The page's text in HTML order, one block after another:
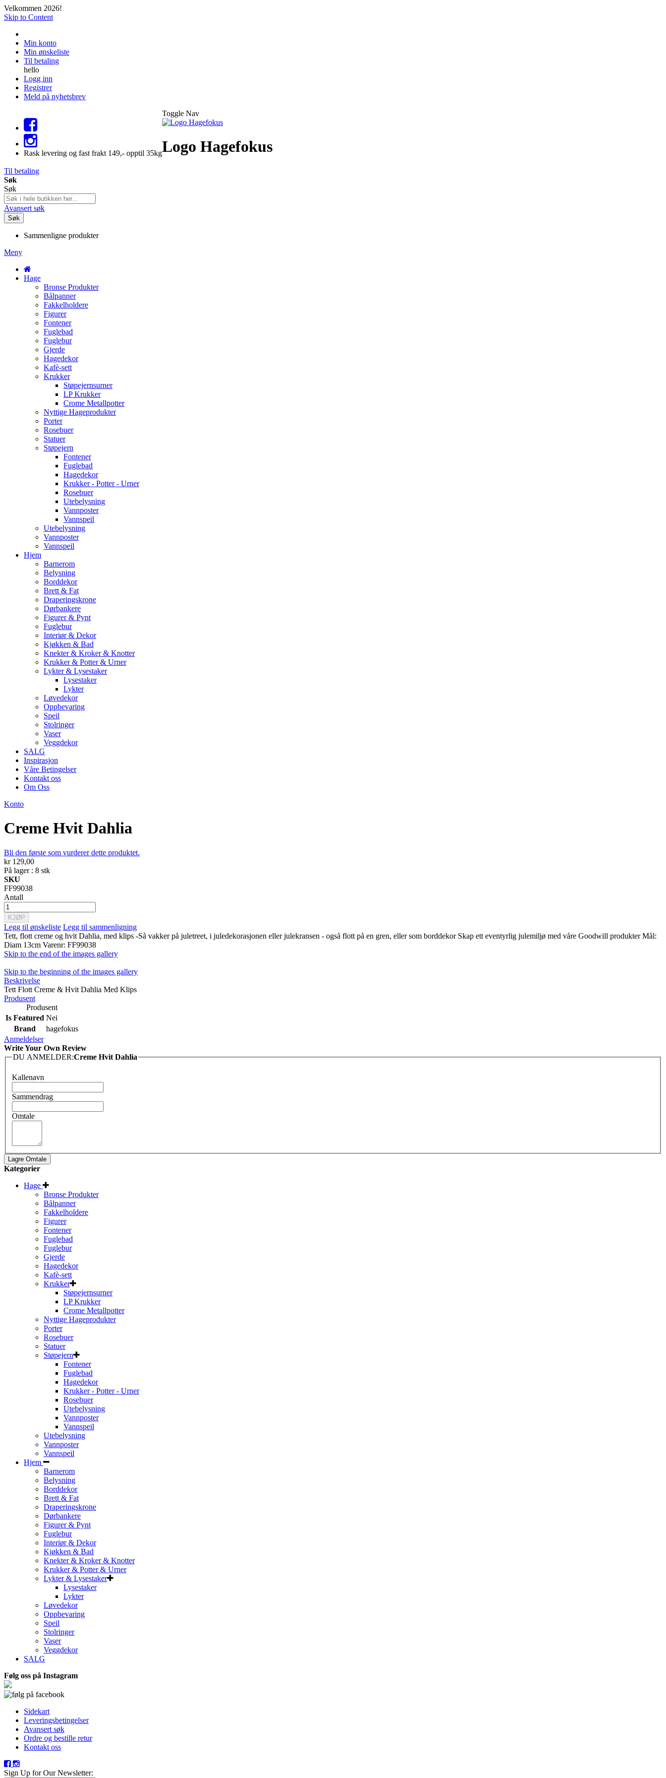
Velkommen 2026!
Skip to Content
Min konto
Min ønskeliste
Til betaling
hello
Logg inn
Registrer
Meld på nyhetsbrev
Rask levering og fast frakt 149,- opptil 35kg
Toggle Nav
Logo Hagefokus
Til betaling
Søk
Søk
Avansert søk
Søk
Sammenligne produkter
Meny
Hage
Bronse Produkter
Bålpanner
Fakkelholdere
Figurer
Fontener
Fuglebad
Fuglebur
Gjerde
Hagedekor
Kafè-sett
Krukker
Støpejernsurner
LP Krukker
Crome Metallpotter
Nyttige Hageprodukter
Porter
Rosebuer
Statuer
Støpejern
Fontener
Fuglebad
Hagedekor
Krukker - Potter - Urner
Rosebuer
Utebelysning
Vannposter
Vannspeil
Utebelysning
Vannposter
Vannspeil
Hjem
Barnerom
Belysning
Borddekor
Brett & Fat
Draperingskrone
Dørbankere
Figurer & Pynt
Fuglebur
Interiør & Dekor
Kjøkken & Bad
Knekter & Kroker & Knotter
Krukker & Potter & Urner
Lykter & Lysestaker
Lysestaker
Lykter
Løvedekor
Oppbevaring
Speil
Stolringer
Vaser
Veggdekor
SALG
Inspirasjon
Våre Betingelser
Kontakt oss
Om Oss
Konto
Creme Hvit Dahlia
Bli den første som vurderer dette produktet.
kr 129,00
På lager : 8 stk
SKU
FF99038
Antall
KJØP
Legg til ønskeliste Legg til sammenligning
Tett, flott creme og hvit Dahlia, med klips -Så vakker på juletreet, i juledekorasjonen eller julekransen - også flott på en gren, eller som borddekor Skap ett eventyrlig julemiljø med våre Goodwill produkter Mål:
Diam 13cm Varenr: FF99038
Skip to the end of the images gallery
Skip to the beginning of the images gallery
Beskrivelse
Tett Flott Creme & Hvit Dahlia Med Klips
Produsent
Produsent
Is Featured Nei
Brand
hagefokus
Anmeldelser
Write Your Own Review
DU ANMELDER:Creme Hvit Dahlia
Kallenavn
Sammendrag
Omtale
Lagre Omtale
Kategorier
Hage
Bronse Produkter
Bålpanner
Fakkelholdere
Figurer
Fontener
Fuglebad
Fuglebur
Gjerde
Hagedekor
Kafè-sett
Krukker
Støpejernsurner
LP Krukker
Crome Metallpotter
Nyttige Hageprodukter
Porter
Rosebuer
Statuer
Støpejern
Fontener
Fuglebad
Hagedekor
Krukker - Potter - Urner
Rosebuer
Utebelysning
Vannposter
Vannspeil
Utebelysning
Vannposter
Vannspeil
Hjem
Barnerom
Belysning
Borddekor
Brett & Fat
Draperingskrone
Dørbankere
Figurer & Pynt
Fuglebur
Interiør & Dekor
Kjøkken & Bad
Knekter & Kroker & Knotter
Krukker & Potter & Urner
Lykter & Lysestaker
Lysestaker
Lykter
Løvedekor
Oppbevaring
Speil
Stolringer
Vaser
Veggdekor
SALG
Følg oss på Instagram
Sidekart
Leveringsbetingelser
Avansert søk
Ordre og bestille retur
Kontakt oss
Sign Up for Our Newsletter: